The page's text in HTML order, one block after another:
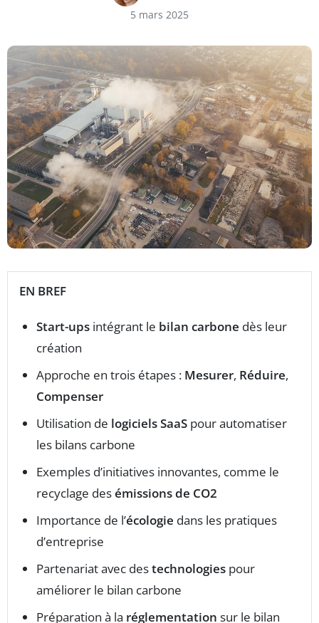
5 mars 2025
EN BREF
Start-ups intégrant le bilan carbone dès leur
création
Approche en trois étapes : Mesurer, Réduire,
Compenser
Utilisation de logiciels SaaS pour automatiser
les bilans carbone
Exemples d’initiatives innovantes, comme le
recyclage desémissions de CO2
Importance de l’écologie dans les pratiques
d’entreprise
Partenariat avec destechnologies pour
améliorer le bilan carbone
Préparation à la réglementation sur le bilan